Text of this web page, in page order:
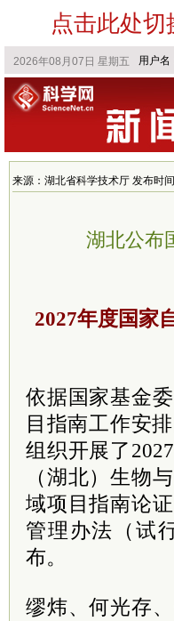
点击此处
来源：湖北省科学技术厅 发布时间
湖北公布
2027年度国家
依据国家基金
目指南工作安
组织开展了
（湖北）生物
域项目指南论
管理办法（试
布。
缪炜、何光存